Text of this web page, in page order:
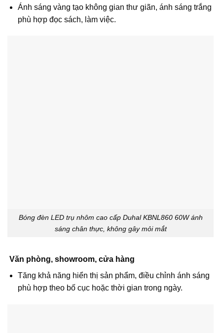
Ánh sáng vàng tạo không gian thư giãn, ánh sáng trắng
phù hợp đọc sách, làm việc.
Bóng đèn LED trụ nhôm cao cấp Duhal KBNL860 60W ánh
sáng chân thực, không gây mỏi mắt
Văn phòng, showroom, cửa hàng
Tăng khả năng hiển thị sản phẩm, điều chỉnh ánh sáng
phù hợp theo bố cục hoặc thời gian trong ngày.